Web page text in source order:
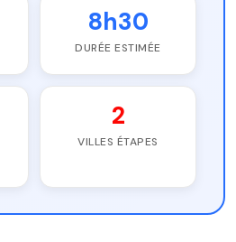
8h30
DURÉE ESTIMÉE
2
VILLES ÉTAPES